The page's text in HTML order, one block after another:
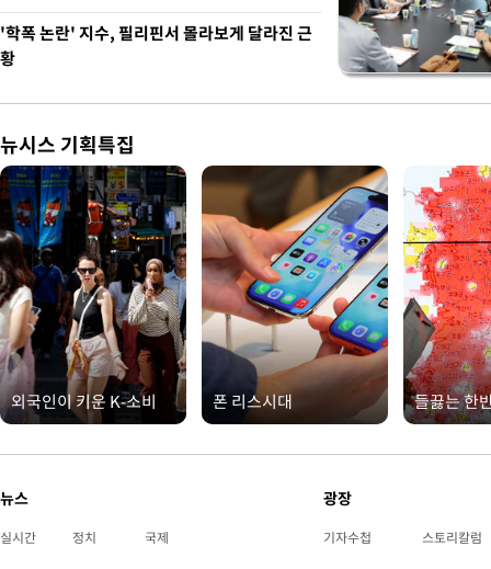
'학폭 논란' 지수, 필리핀서 몰라보게 달라진 근
황
뉴시스 기획특집
외국인이 키운 K-소비 폰 리스시대 들끓는 한
뉴스
실시간 정치 국제
광장
기자수첩 스토리칼럼